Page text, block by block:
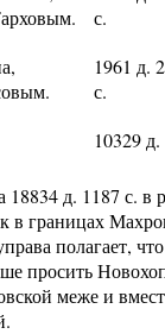
с.
1961 д.
с.
10329
д. 1187 с. в
в границах
полагает,
просить
меже и